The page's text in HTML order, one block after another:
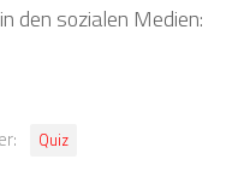
den sozialen Medien:
Quiz